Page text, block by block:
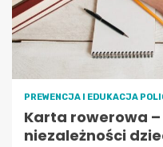
PREWENCJA I EDUKACJA
Karta rowerowa
niezależności